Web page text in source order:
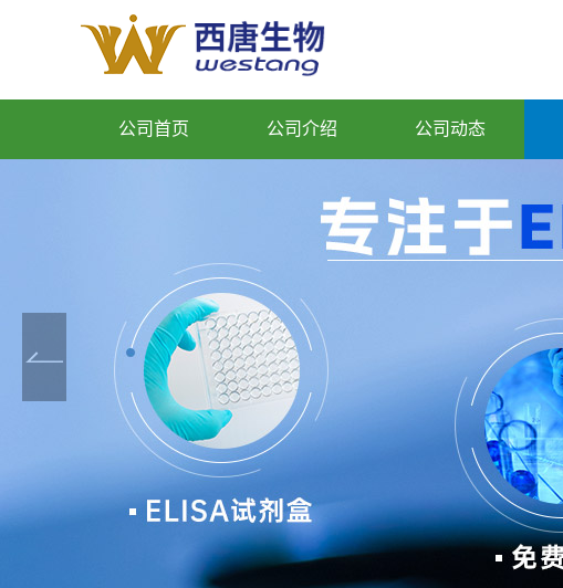
公司首页 公司介绍 公司动态